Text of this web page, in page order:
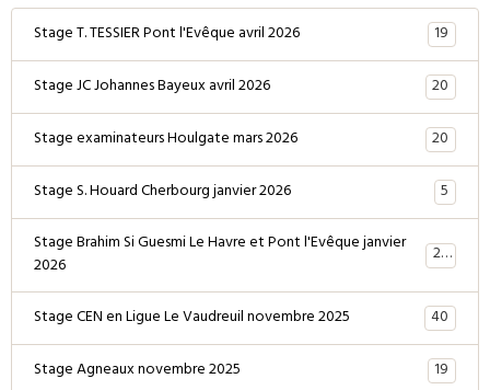
Stage T. TESSIER Pont l'Evêque avril 2026
19
Stage JC Johannes Bayeux avril 2026
20
Stage examinateurs Houlgate mars 2026
20
Stage S. Houard Cherbourg janvier 2026
5
Stage Brahim Si Guesmi Le Havre et Pont l'Evêque janvier
2026 28
Stage CEN en Ligue Le Vaudreuil novembre 2025
40
Stage Agneaux novembre 2025
19